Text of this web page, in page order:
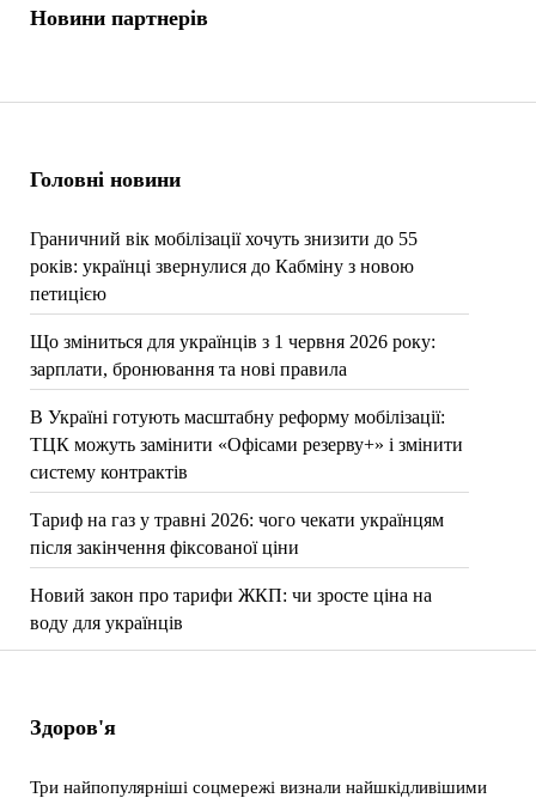
Головні новини
Граничний вік мобілізації хочуть знизити до 55
років: українці звернулися до Кабміну з новою
петицією
Що зміниться для українців з 1 червня 2026 року:
зарплати, бронювання та нові правила
В Україні готують масштабну реформу мобілізації:
ТЦК можуть замінити «Офісами резерву+» і змінити
систему контрактів
Тариф на газ у травні 2026: чого чекати українцям
після закінчення фіксованої ціни
Новий закон про тарифи ЖКП: чи зросте ціна на
воду для українців
Новини партнерів
Здоров'я
Три найпопулярніші соцмережі визнали найшкідливішими